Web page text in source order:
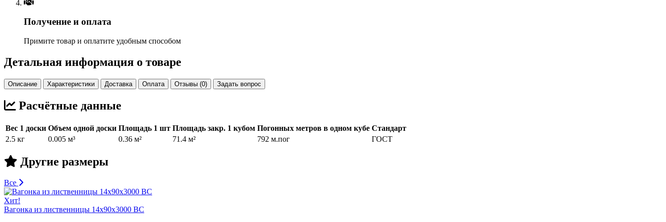
Получение и оплата
Примите товар и оплатите удобным способом
Детальная информация о товаре
Описание Характеристики Доставка Оплата Отзывы (0) Задать вопрос
Расчётные данные
Вес 1 доски Объем одной доски Площадь 1 шт Площадь закр. 1 кубом Погонных метров в одном кубе Стандарт
2.5 кг
0.005 м³ 0.36 м² 71.4 м² 792 м.пог ГОСТ
Другие размеры
Все
Хит!
Вагонка из лиственницы 14х90х3000 BC